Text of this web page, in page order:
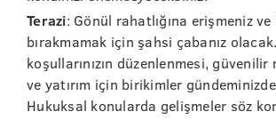
Terazi: Gönül rahatlığına erişmeniz
bırakmamak için şahsi çabanız
koşullarınızın düzenlenmesi,
ve yatırım için birikimler
Hukuksal konularda gelişmeler söz